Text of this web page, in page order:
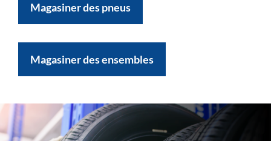
Magasiner des pneus
Magasiner des ensembles